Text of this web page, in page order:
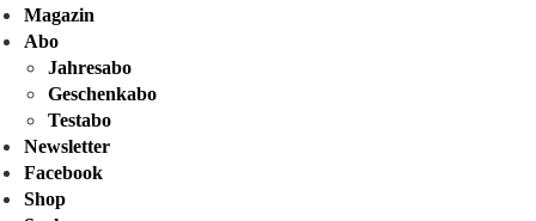
Magazin
Abo
Jahresabo
Geschenkabo
Testabo
Newsletter
Facebook
Shop